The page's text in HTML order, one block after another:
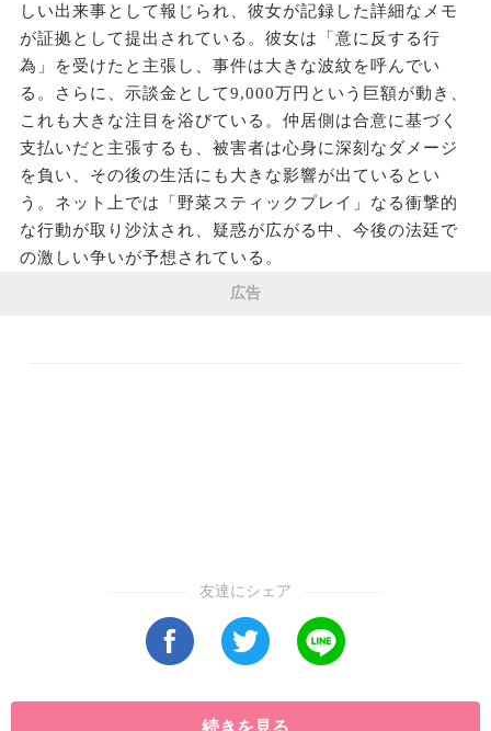
しい出来事として報じられ、彼女が記録した詳細なメモ
が証拠として提出されている。彼女は「意に反する行
為」を受けたと主張し、事件は大きな波紋を呼んでい
る。さらに、示談金として9,000万円という巨額が動き、
これも大きな注目を浴びている。仲居側は合意に基づく
支払いだと主張するも、被害者は心身に深刻なダメージ
を負い、その後の生活にも大きな影響が出ているとい
う。ネット上では「野菜スティックプレイ」なる衝撃的
な行動が取り沙汰され、疑惑が広がる中、今後の法廷で
の激しい争いが予想されている。
広告
友達にシェア